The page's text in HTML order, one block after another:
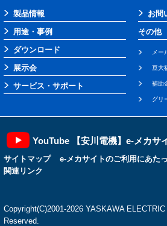
製品情報
用途・事例
ダウンロード
展示会
サービス・サポート
お問
その他
メー
豆大
補助
グリ
YouTube 【安川電機】e-メカサ
サイトマップ e-メカサイトのご利用にあた
関連リンク
Copyright(C)2001‐2026 YASKAWA
Reserved.